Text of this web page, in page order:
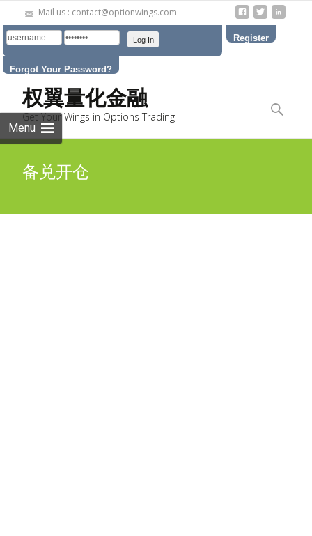
Mail us : contact@optionwings.com
Register
Forgot Your Password?
权翼量化金融
Get Your Wings in Options Trading
Menu
content
Search
备兑开仓